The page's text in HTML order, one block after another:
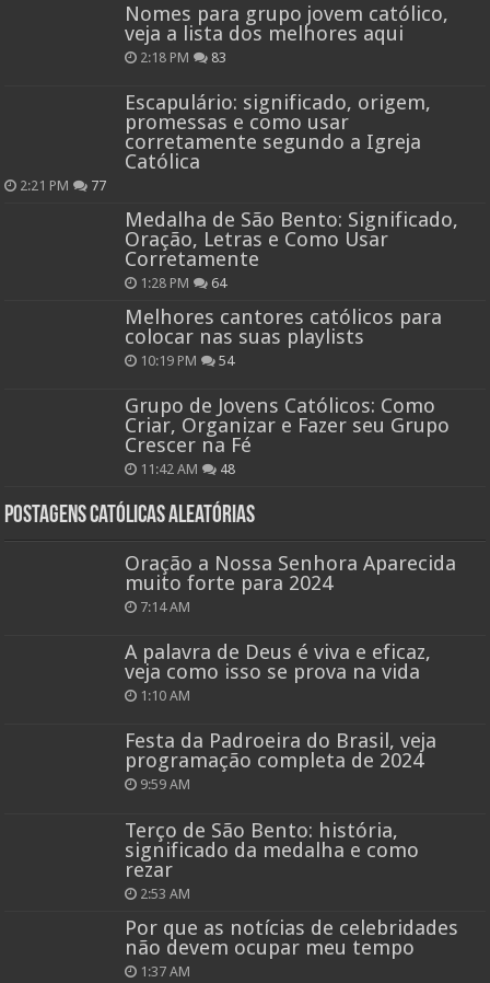
Nomes para grupo jovem católico,
veja a lista dos melhores aqui
2:18 PM 83
Escapulário: significado, origem,
promessas e como usar
corretamente segundo a Igreja
Católica
2:21 PM 77
Medalha de São Bento: Significado,
Oração, Letras e Como Usar
Corretamente
1:28 PM 64
Melhores cantores católicos para
colocar nas suas playlists
10:19 PM 54
Grupo de Jovens Católicos: Como
Criar, Organizar e Fazer seu Grupo
Crescer na Fé
11:42 AM 48
Postagens católicas aleatórias
Oração a Nossa Senhora Aparecida
muito forte para 2024
7:14 AM
A palavra de Deus é viva e eficaz,
veja como isso se prova na vida
1:10 AM
Festa da Padroeira do Brasil, veja
programação completa de 2024
9:59 AM
Terço de São Bento: história,
significado da medalha e como
rezar
2:53 AM
Por que as notícias de celebridades
não devem ocupar meu tempo
1:37 AM